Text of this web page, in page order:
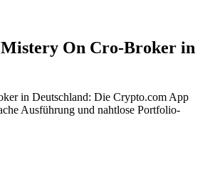
On Cro-Broker in
in Deutschland: Die Crypto.com App
Ausführung und nahtlose Portfolio-